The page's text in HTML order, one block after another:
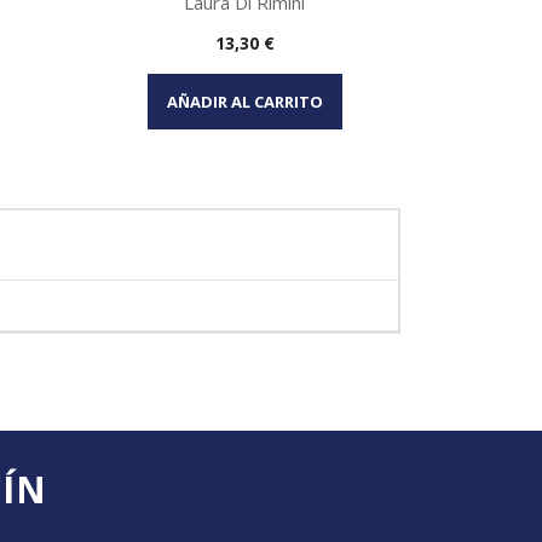
Vista rápida
Precio
13,30 €
AÑADIR AL CARRITO